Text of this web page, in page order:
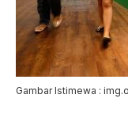
Gambar Istimewa :